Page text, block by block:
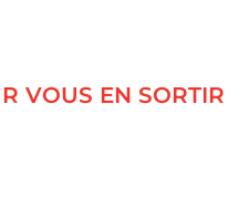
VOUS EN SORTIR